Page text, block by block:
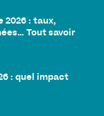
: taux,
Tout savoir
: quel impact